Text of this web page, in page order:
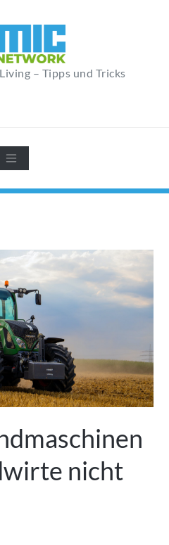
– Tipps und Tricks
nicht